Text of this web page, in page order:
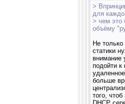
>
для
> чем это
объёму
Не
статики
внимание
подойти к
больше
того,